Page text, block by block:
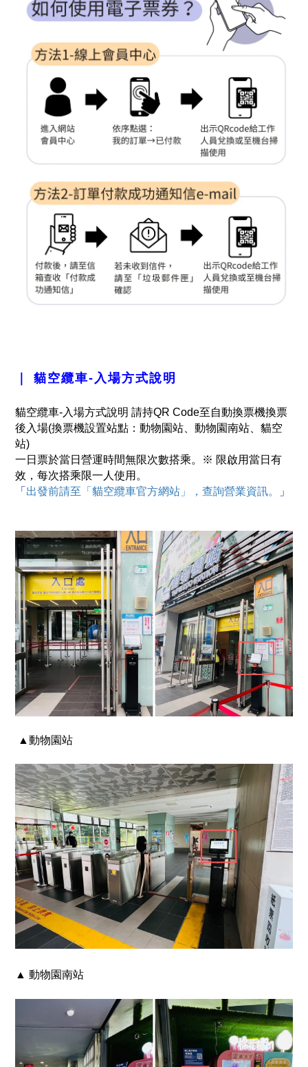
｜ 貓空纜車-入場方式說明
貓空纜車-入場方式說明 請持QR Code至自動換票機換票
後入場(換票機設置站點：動物園站、動物園南站、貓空
站)
一日票於當日營運時間無限次數搭乘。
※ 限啟用當日有
效，每次搭乘限一人使用。
「 出發前請至「貓空纜車官方網站」，查詢營業資訊。 」
▲動物園站
▲ 動物園南站